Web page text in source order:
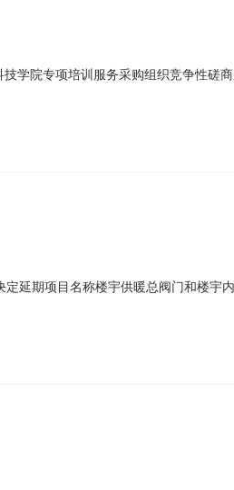
学院专项培训服务采购组织竞争性磋
采购预算：263800元最高限价：
延期项目名称楼宇供暖总阀门和楼宇
￥4